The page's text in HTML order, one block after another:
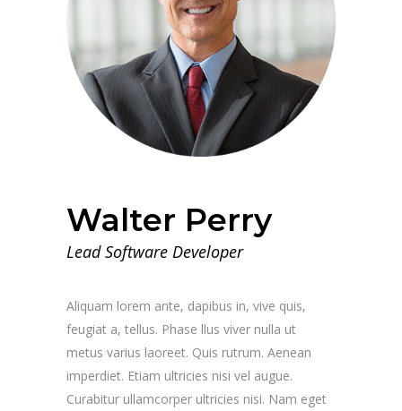
Walter Perry
Lead Software Developer
Aliquam lorem ante, dapibus in, vive quis,
feugiat a, tellus. Phase llus viver nulla ut
metus varius laoreet. Quis rutrum. Aenean
imperdiet. Etiam ultricies nisi vel augue.
Curabitur ullamcorper ultricies nisi. Nam eget